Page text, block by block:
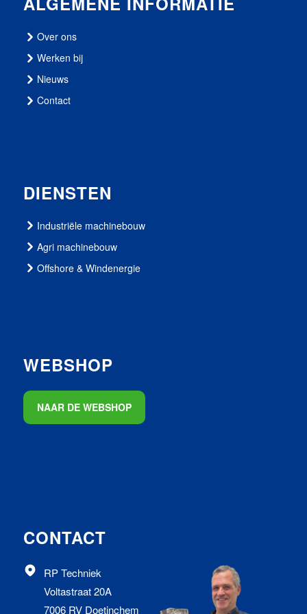
Over ons
Werken bij
Nieuws
Contact
DIENSTEN
Industriële machinebouw
Agri machinebouw
Offshore & Windenergie
WEBSHOP
NAAR DE WEBSHOP
CONTACT
RP Techniek
Voltastraat 20A
7006 RV Doetinchem